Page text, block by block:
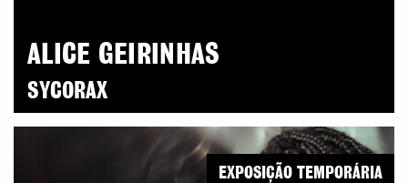
ALICE GEIRINHAS
SYCORAX
EXPOSIÇÃO TEMPORÁRIA